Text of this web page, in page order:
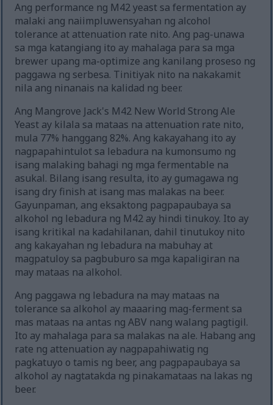
Ang performance ng M42 yeast sa fermentation ay
malaki ang naiimpluwensyahan ng alcohol
tolerance at attenuation rate nito. Ang pag-unawa
sa mga katangiang ito ay mahalaga para sa mga
brewer upang ma-optimize ang kanilang proseso ng
paggawa ng serbesa. Tinitiyak nito na nakakamit
nila ang ninanais na kalidad ng beer.
Ang Mangrove Jack's M42 New World Strong Ale
Yeast ay kilala sa mataas na attenuation rate nito,
mula 77% hanggang 82%. Ang kakayahang ito ay
nagpapahintulot sa lebadura na kumonsumo ng
isang malaking bahagi ng mga fermentable na
asukal. Bilang isang resulta, ito ay gumagawa ng
isang dry finish at isang mas malakas na beer.
Gayunpaman, ang eksaktong pagpapaubaya sa
alkohol ng lebadura ng M42 ay hindi tinukoy. Ito ay
isang kritikal na kadahilanan, dahil tinutukoy nito
ang kakayahan ng lebadura na mabuhay at
magpatuloy sa pagbuburo sa mga kapaligiran na
may mataas na alkohol.
Ang paggawa ng lebadura na may mataas na
tolerance sa alkohol ay maaaring mag-ferment sa
mas mataas na antas ng ABV nang walang pagtigil.
Ito ay mahalaga para sa malakas na ale. Habang ang
rate ng attenuation ay nagpapahiwatig ng
pagkatuyo o tamis ng beer, ang pagpapaubaya sa
alkohol ay nagtatakda ng pinakamataas na lakas ng
beer.